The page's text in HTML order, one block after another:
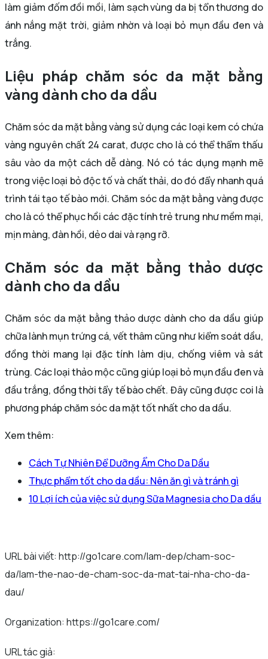
làm giảm đốm đồi mồi, làm sạch vùng da bị tổn thương do
ánh nắng mặt trời, giảm nhờn và loại bỏ mụn đầu đen và
trắng.
Liệu pháp chăm sóc da mặt bằng
vàng dành cho da dầu
Chăm sóc da mặt bằng vàng sử dụng các loại kem có chứa
vàng nguyên chất 24 carat, được cho là có thể thẩm thấu
sâu vào da một cách dễ dàng. Nó có tác dụng mạnh mẽ
trong việc loại bỏ độc tố và chất thải, do đó đẩy nhanh quá
trình tái tạo tế bào mới. Chăm sóc da mặt bằng vàng được
cho là có thể phục hồi các đặc tính trẻ trung như mềm mại,
mịn màng, đàn hồi, dẻo dai và rạng rỡ.
Chăm sóc da mặt bằng thảo dược
dành cho da dầu
Chăm sóc da mặt bằng thảo dược dành cho da dầu giúp
chữa lành mụn trứng cá, vết thâm cũng như kiểm soát dầu,
đồng thời mang lại đặc tính làm dịu, chống viêm và sát
trùng. Các loại thảo mộc cũng giúp loại bỏ mụn đầu đen và
đầu trắng, đồng thời tẩy tế bào chết. Đây cũng được coi là
phương pháp chăm sóc da mặt tốt nhất cho da dầu.
Xem thêm:
Cách Tự Nhiên Để Dưỡng Ẩm Cho Da Dầu
Thực phẩm tốt cho da dầu: Nên ăn gì và tránh gì
10 Lợi ích của việc sử dụng Sữa Magnesia cho Da dầu
URL bài viết: http://go1care.com/lam-dep/cham-soc-
da/lam-the-nao-de-cham-soc-da-mat-tai-nha-cho-da-
dau/
Organization: https://go1care.com/
URL tác giả: